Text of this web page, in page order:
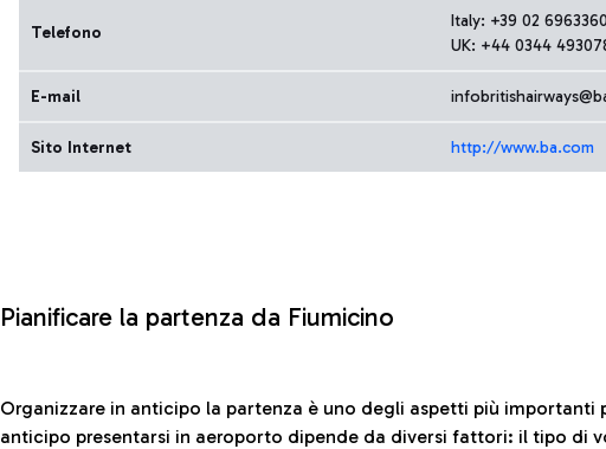
Telefono
Italy: +39 02
UK: +44 0344
E-mail
Sito Internet http://www.ba.com
Pianificare la partenza da Fiumicino
Organizzare in anticipo la partenza è uno degli aspetti più
anticipo presentarsi in aeroporto dipende da diversi fattori: il tipo di